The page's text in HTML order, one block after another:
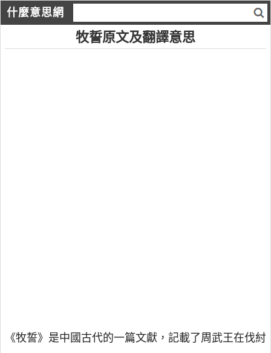
什麼意思網
牧誓原文及翻譯意思
《牧誓》是中國古代的一篇文獻，記載了周武王在伐紂